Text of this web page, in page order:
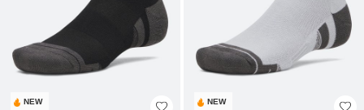
NEW NEW